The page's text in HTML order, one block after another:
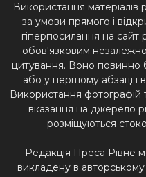
Використання
за умови прямого і
гіперпосилання на сайт
обов'язковим
цитування. Воно повинно
або у першому абзаці і
Використання фотографій
вказання на джерело
розміщуються
Редакція Преса Рівне
викладену в авторському